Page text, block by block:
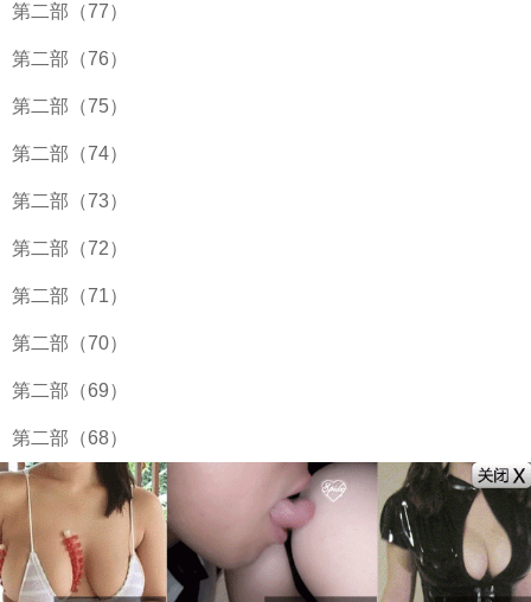
第二部（77）
第二部（76）
第二部（75）
第二部（74）
第二部（73）
第二部（72）
第二部（71）
第二部（70）
第二部（69）
第二部（68）